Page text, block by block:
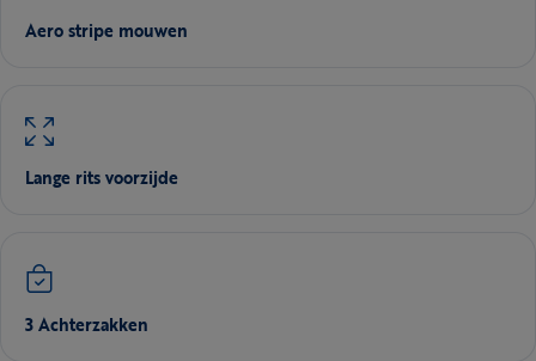
Aero stripe mouwen
Lange rits voorzijde
3 Achterzakken